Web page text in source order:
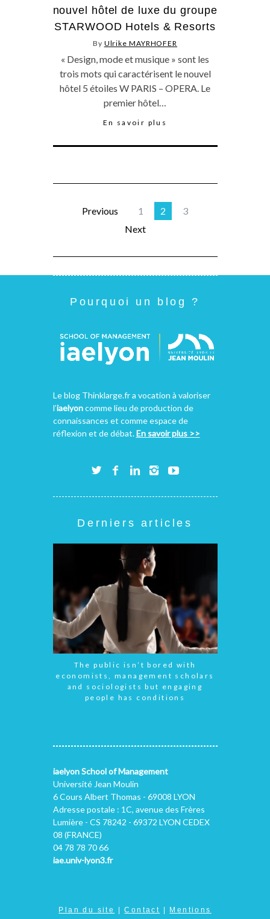
nouvel hôtel de luxe du groupe
STARWOOD Hotels & Resorts
By Ulrike MAYRHOFER
« Design, mode et musique » sont les
trois mots qui caractérisent le nouvel
hôtel 5 étoiles W PARIS – OPERA. Le
premier hôtel…
En savoir plus
Previous 1 2
3
Next
Pourquoi un blog ?
Le blog Thinklarge.fr a vocation à valoriser
l’iaelyoncomme lieu de production de
connaissances et comme espace de
réflexion et de débat.En savoir plus >>
Derniers articles
The public isn’t bored with
economists, management scholars
and sociologists but engaging
people has conditions
iaelyon School of Management
Université Jean Moulin
6 Cours Albert Thomas - 69008 LYON
Adresse postale : 1C, avenue des Frères
Lumière - CS 78242 - 69372 LYON CEDEX
08 (FRANCE)
04 78 78 70 66
iae.univ-lyon3.fr
Plan du site |Contact Mentions